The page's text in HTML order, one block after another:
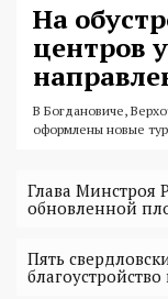
На
центров
В Богдановиче,
оформлены новые
Глава Минстроя
обновленной
Пять